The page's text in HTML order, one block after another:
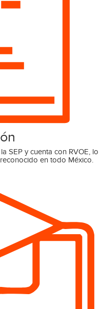
SEP y cuenta con RVOE, lo
en todo México.